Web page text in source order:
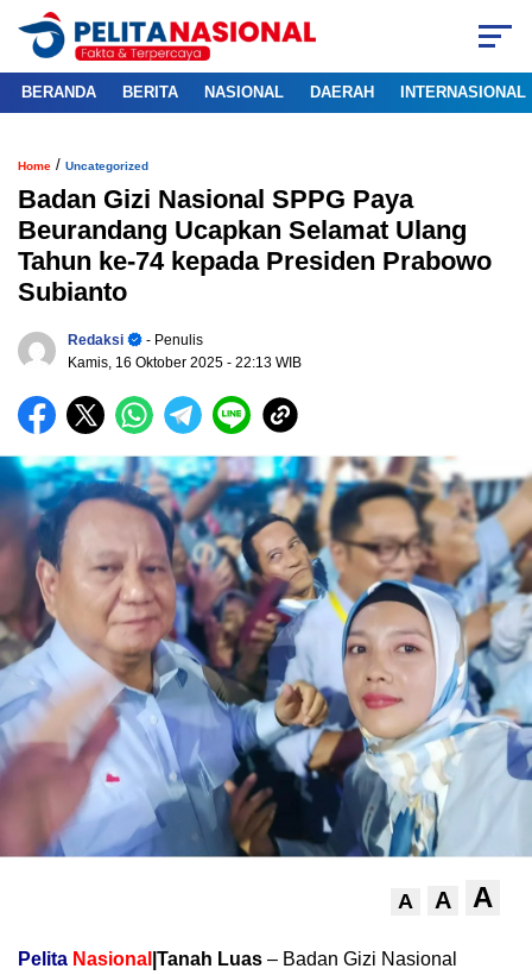
BERANDA BERITA NASIONAL DAERAH INTERNASIONAL
Home / Uncategorized
Badan Gizi Nasional SPPG Paya
Beurandang Ucapkan Selamat Ulang
Tahun ke-74 kepada Presiden Prabowo
Subianto
Redaksi
- Penulis
Kamis, 16 Oktober 2025 - 22:13 WIB
A A A
Pelita Nasional |Tanah Luas – Badan Gizi Nasional